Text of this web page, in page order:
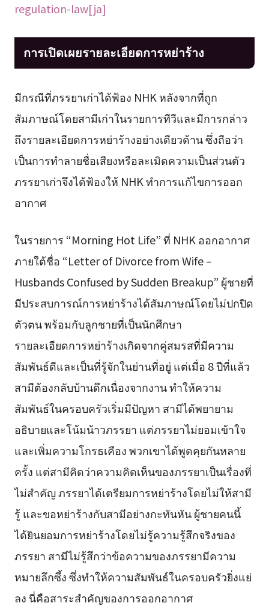
regulation-law[ja]
การเปิดเผยรายละเอียดการหย่าร้าง
มีกรณีที่ภรรยาเก่าได้ฟ้อง NHK หลังจากที่ถูก
สัมภาษณ์โดยสามีเก่าในรายการทีวีและมีการกล่าว
ถึงรายละเอียดการหย่าร้างอย่างเดียวด้าน ซึ่งถือว่า
เป็นการทำลายชื่อเสียงหรือละเมิดความเป็นส่วนตัว
ภรรยาเก่าจึงได้ฟ้องให้ NHK ทำการแก้ไขการออก
อากาศ
ในรายการ “Morning Hot Life” ที่ NHK ออกอากาศ
ภายใต้ชื่อ “Letter of Divorce from Wife –
Husbands Confused by Sudden Breakup” ผู้ชายที่
มีประสบการณ์การหย่าร้างได้สัมภาษณ์โดยไม่ปกปิด
ตัวตน พร้อมกับลูกชายที่เป็นนักศึกษา
รายละเอียดการหย่าร้างเกิดจากคู่สมรสที่มีความ
สัมพันธ์ดีและเป็นที่รู้จักในย่านที่อยู่ แต่เมื่อ 8 ปีที่แล้ว
สามีต้องกลับบ้านดึกเนื่องจากงาน ทำให้ความ
สัมพันธ์ในครอบครัวเริ่มมีปัญหา สามีได้พยายาม
อธิบายและโน้มน้าวภรรยา แต่ภรรยาไม่ยอมเข้าใจ
และเพิ่มความโกรธเคือง พวกเขาได้พูดคุยกันหลาย
ครั้ง แต่สามีคิดว่าความคิดเห็นของภรรยาเป็นเรื่องที่
ไม่สำคัญ ภรรยาได้เตรียมการหย่าร้างโดยไม่ให้สามี
รู้ และขอหย่าร้างกับสามีอย่างกะทันหัน ผู้ชายคนนี้
ได้ยินยอมการหย่าร้างโดยไม่รู้ความรู้สึกจริงของ
ภรรยา สามีไม่รู้สึกว่าข้อความของภรรยามีความ
หมายลึกซึ้ง ซึ่งทำให้ความสัมพันธ์ในครอบครัวยิ่งแย่
ลง นี่คือสาระสำคัญของการออกอากาศ